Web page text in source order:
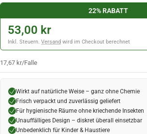
22% RABATT
53,00 kr
Inkl. Steuern. Versand wird im Checkout berechnet
17,67 kr/Falle
Wirkt auf natürliche Weise – ganz ohne Chemie
Frisch verpackt und zuverlässig geliefert
Für hygienische Räume ohne kriechende Insekten
Unauffälliges Design – diskret überall einsetzbar
Unbedenklich für Kinder & Haustiere